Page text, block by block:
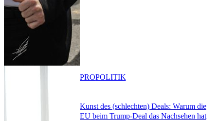
Kunst des (schlechten) Deals: Warum die
EU beim Trump-Deal das Nachsehen hat
PROPOLITIK